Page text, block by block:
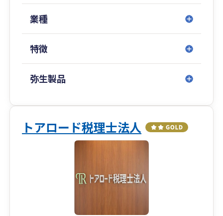
業種
特徴
弥生製品
トアロード税理士法人